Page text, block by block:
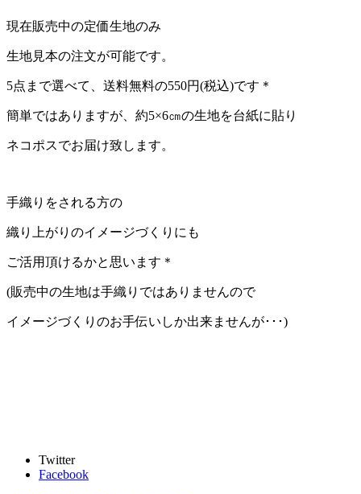
現在販売中の定価生地のみ
生地見本の注文が可能です。
5点まで選べて、送料無料の550円(税込)です＊
簡単ではありますが、約5×6㎝の生地を台紙に貼り
ネコポスでお届け致します。
手織りをされる方の
織り上がりのイメージづくりにも
ご活用頂けるかと思います＊
(販売中の生地は手織りではありませんので
イメージづくりのお手伝いしか出来ませんが･･･)
Twitter
Facebook